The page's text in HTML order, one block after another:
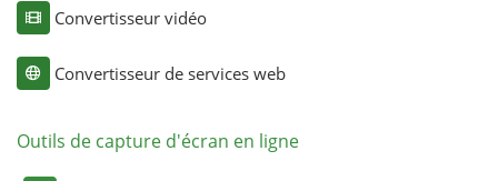
Convertisseur vidéo
Convertisseur de services web
Outils de capture d'écran en ligne